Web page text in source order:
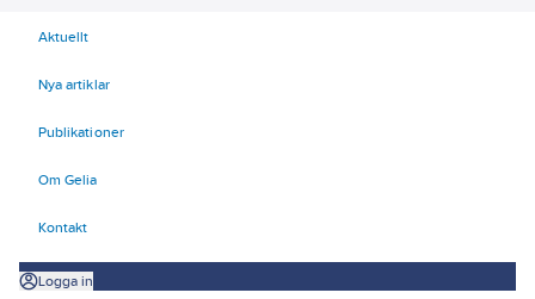
Aktuellt
Nya artiklar
Publikationer
Om Gelia
Kontakt
Logga in